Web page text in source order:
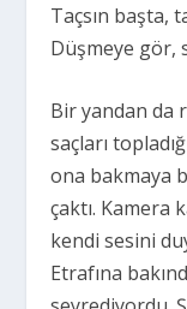
Taçsın başta,
Düşmeye gör,
Bir yandan da
saçları
ona bakmaya
çaktı. Kamera
kendi sesini
Etrafına